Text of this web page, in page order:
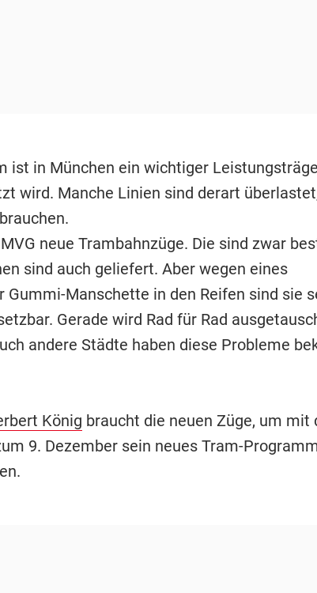
ist in München ein wichtiger
wird. Manche Linien sind derart
neue Trambahnzüge. Die sind zwar
sind auch geliefert. Aber wegen eines
Gummi-Manschette in den Reifen sind sie
Gerade wird Rad für Rad
andere Städte haben diese Probleme
König braucht die neuen Züge, um mit
9. Dezember sein neues Tram-